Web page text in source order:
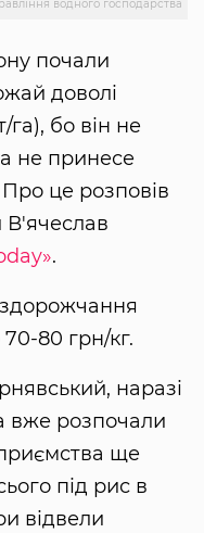
водного господарства
почали
доволі
бо він не
не принесе
це розповів
В'ячеслав
.
70-80 грн/кг.
наразі
вже розпочали
ще
під рис в
відвели